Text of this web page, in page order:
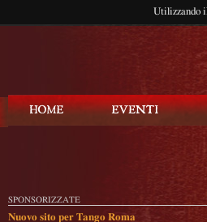
Utilizzando
SPONSORIZZATE
Nuovo sito per Tango Roma